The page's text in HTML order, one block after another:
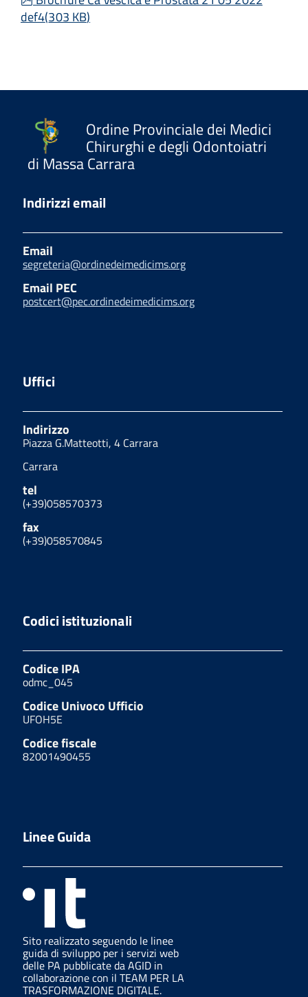
def4(303 KB)
Ordine Provinciale dei Medici
Chirurghi e degli Odontoiatri
di Massa Carrara
Indirizzi email
Email
segreteria@ordinedeimedicims.org
Email PEC
postcert@pec.ordinedeimedicims.org
Uffici
Indirizzo
Piazza G.Matteotti, 4 Carrara
Carrara
tel
(+39)058570373
fax
(+39)058570845
Codici istituzionali
Codice IPA
odmc_045
Codice Univoco Ufficio
UFOH5E
Codice fiscale
82001490455
Linee Guida
Sito realizzato seguendo le linee
guida di sviluppo per i servizi web
delle PA pubblicate da AGID in
collaborazione con il TEAM PER LA
TRASFORMAZIONE DIGITALE.